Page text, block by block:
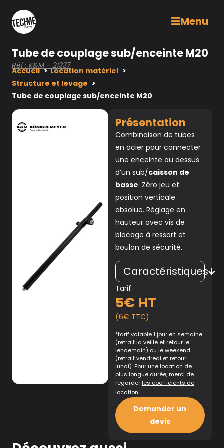
Menu
Tube de couplage sub/enceinte M20
Réf : K&M – 21337
Accueil
Location matériel
Structure et levage
Tube de couplage sub/enceinte M20
Présentation
Combinaison de tubes
en acier pour connecter
une enceinte au dessus
d’un sub/caisson de
basse. Zéro jeu et
position verticale
absolue. Réglage en
hauteur avec vis de
blocage à ressort et
boulon de sécurité.
Caractéristiques
Tarif
5€ HT
(6€ TTC)
*tarif valable 1 jour en semaine
(retrait la veille et retour le
lendemain) ou le weekend
(retrait vendredi et retour
lundi). Pour une location de
plus longue durée, merci de
regarder les coefficients de
location
Demander un
devis